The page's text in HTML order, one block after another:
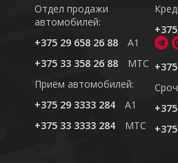
Отдел продажи
автомобилей:
+375 29 658 26 88
A1
+375 33 358 26 88
MTC
Приём автомобилей:
+375 29 3333 284
A1
+375 33 3333 284
MTC